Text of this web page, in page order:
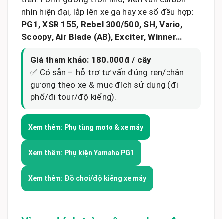
nhìn hiện đại, lắp lên xe ga hay xe số đều hợp:
PG1, XSR 155, Rebel 300/500, SH, Vario,
Scoopy, Air Blade (AB), Exciter, Winner…
Giá tham khảo: 180.000đ / cây
✅ Có sẵn – hỗ trợ tư vấn đúng ren/chân
gương theo xe & mục đích sử dụng (đi
phố/đi tour/độ kiểng).
Xem thêm: Phụ tùng moto & xe máy
Xem thêm: Phụ kiện Yamaha PG1
Xem thêm: Đồ chơi/độ kiểng xe máy